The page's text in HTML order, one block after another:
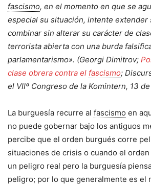
fascismo, en el momento en que se
especial su situación, intente extender
combinar sin alterar su carácter de
terrorista abierta con una burda
parlamentarismo». (Georgi Dimitrov;
clase obrera contra el fascismo;
el VIIº Congreso de la Komintern, 13
La burguesía recurre al fascismo en
no puede gobernar bajo los antiguos
percibe que el orden burgués corre
situaciones de crisis o cuando el
un peligro real pero la burguesía
peligro; por lo que generalmente es el